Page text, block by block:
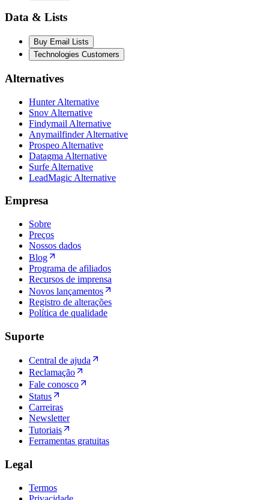
Data & Lists
Buy Email Lists
Technologies Customers
Alternatives
Hunter Alternative
Snov Alternative
Findymail Alternative
Anymailfinder Alternative
Prospeo Alternative
Datagma Alternative
Surfe Alternative
LeadMagic Alternative
Empresa
Sobre
Preços
Nossos dados
Blog
Programa de afiliados
Recursos de imprensa
Novos lançamentos
Registro de alterações
Política de qualidade
Suporte
Central de ajuda
Reclamação
Fale conosco
Status
Carreiras
Newsletter
Tutoriais
Ferramentas gratuitas
Legal
Termos